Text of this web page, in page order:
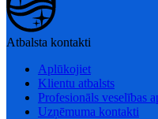
Atbalsta kontakti
Aplūkojiet
Klientu atbalsts
Profesionāls veselības
Uzņēmuma kontakti